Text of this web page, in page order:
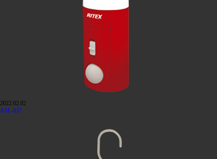
2022.02.02
ASL-037